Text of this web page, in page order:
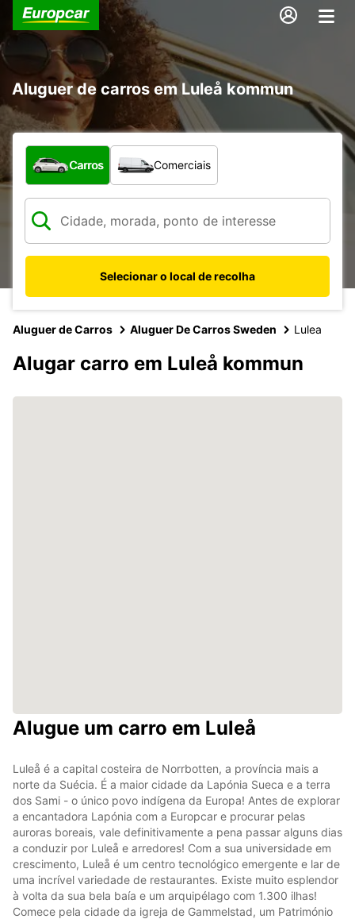
Aluguer de carros em Luleå kommun
Que tipo de veículo pretende?
Carros Comerciais
Selecionar o local de recolha
Aluguer de Carros Aluguer De Carros Sweden Lulea
Alugar carro em Luleå kommun
Alugue um carro em Luleå
Luleå é a capital costeira de Norrbotten, a província mais a
norte da Suécia. É a maior cidade da Lapónia Sueca e a terra
dos Sami - o único povo indígena da Europa! Antes de explorar
a encantadora Lapónia com a Europcar e procurar pelas
auroras boreais, vale definitivamente a pena passar alguns dias
a conduzir por Luleå e arredores! Com a sua universidade em
crescimento, Luleå é um centro tecnológico emergente e lar de
uma incrível variedade de restaurantes. Existe muito esplendor
à volta da sua bela baía e um arquipélago com 1.300 ilhas!
Comece pela cidade da igreja de Gammelstad, um Património